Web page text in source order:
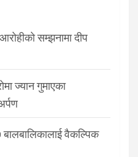
सम्झनामा दीप
ज्यान गुमाएका
वैकल्पिक